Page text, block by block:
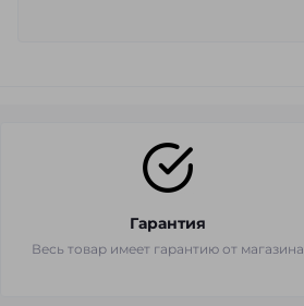
Гарантия
Весь товар имеет гарантию от магазина